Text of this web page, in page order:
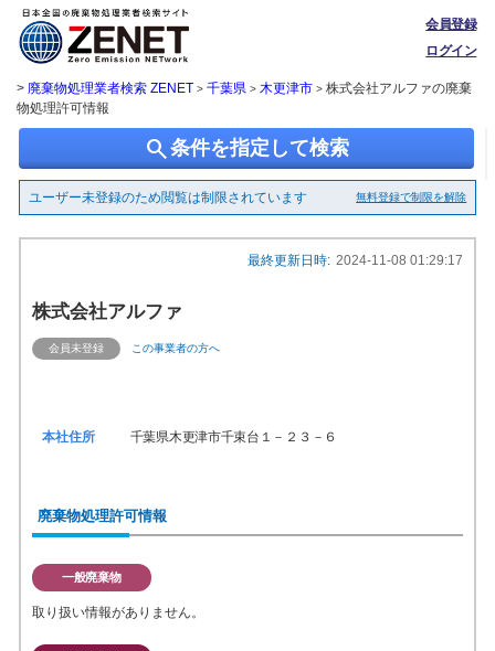
会員登録
ログイン
> 廃棄物処理業者検索 ZENET > 千葉県 > 木更津市> 株式会社アルファの廃棄
物処理許可情報
search条件を指定して検索
ユーザー未登録のため閲覧は制限されています 無料登録で制限を解除
最終更新日時: 2024-11-08 01:29:17
株式会社アルファ
会員未登録 この事業者の方へ
本社住所 千葉県木更津市千束台１－２３－６
廃棄物処理許可情報
一般廃棄物
取り扱い情報がありません。